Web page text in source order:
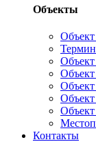
Объекты
Контакты